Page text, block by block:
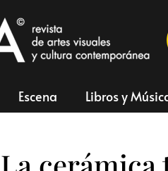
Escena Libros y